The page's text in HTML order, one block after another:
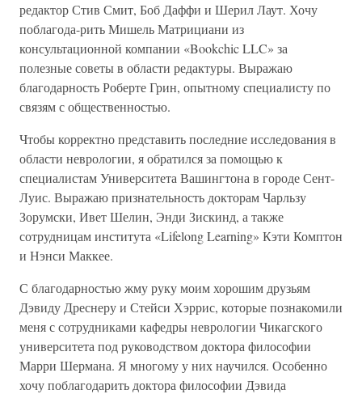
редактор Стив Смит, Боб Даффи и Шерил Лаут. Хочу
поблагода-рить Мишель Матрициани из
консультационной компании «Bookchic LLC» за
полезные советы в области редактуры. Выражаю
благодарность Роберте Грин, опытному специалисту по
связям с общественностью.
Чтобы корректно представить последние исследования в
области неврологии, я обратился за помощью к
специалистам Университета Вашингтона в городе Сент-
Луис. Выражаю признательность докторам Чарльзу
Зорумски, Ивет Шелин, Энди Зискинд, а также
сотрудницам института «Lifelong Learning» Кэти Комптон
и Нэнси Маккее.
С благодарностью жму руку моим хорошим друзьям
Дэвиду Дреснеру и Стейси Хэррис, которые познакомили
меня с сотрудниками кафедры неврологии Чикагского
университета под руководством доктора философии
Марри Шермана. Я многому у них научился. Особенно
хочу поблагодарить доктора философии Дэвида